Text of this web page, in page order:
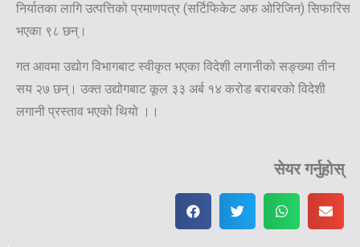
निर्यातका लागि उत्पत्तिको प्रमाणपत्र (सर्टिफिकेट अफ ओरिजिन) सिफारिस
भएका ९८ छन्।
गत आवमा उद्योग विभागबाट स्वीकृत भएका विदेशी लगानीको सङ्ख्या तीन
सय २७ छन्। उक्त उद्योगबाट कूल ३३ अर्ब १४ करोड बराबरको विदेशी
लगानी प्रस्ताव भएको थियो ।।
सेयर गर्नुहोस्